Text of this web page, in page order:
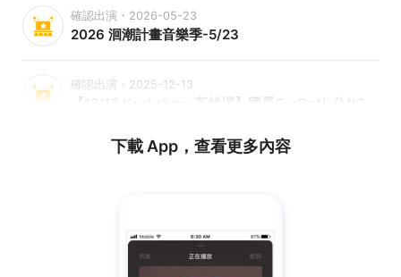
確認出演・2026-05-23
2026 洄潮計畫音樂季-5/23
確認出演・2025-12-13
下載 App，查看更多內容